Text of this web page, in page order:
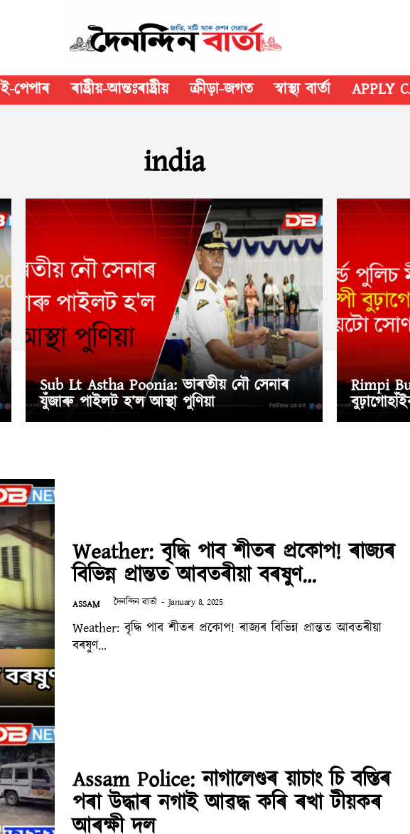
ই-পেপাৰ ৰাষ্ট্ৰীয়-আন্তঃৰাষ্ট্ৰীয় ক্রীড়া-জগত স্বাস্থ্য বাৰ্তা APPLY
india
Sub Lt Astha Poonia: ভাৰতীয় নৌ সেনাৰ
যুঁজাৰু পাইলট হ’ল আস্থা পুণিয়া
Rimpi
Weather: বৃদ্ধি পাব শীতৰ প্ৰকোপ! ৰাজ্যৰ
বিভিন্ন প্ৰান্তত আবতৰীয়া বৰষুণ…
ASSAM দৈনন্দিন বাৰ্তা - January 8, 2025
Weather: বৃদ্ধি পাব শীতৰ প্ৰকোপ! ৰাজ্যৰ বিভিন্ন প্ৰান্তত আবতৰীয়া
বৰষুণ…
Assam Police: নাগালেণ্ডৰ য়াচাং চি বস্তিৰ
পৰা উদ্ধাৰ নগাই আৱদ্ধ কৰি ৰখা টীয়কৰ
আৰক্ষী দল